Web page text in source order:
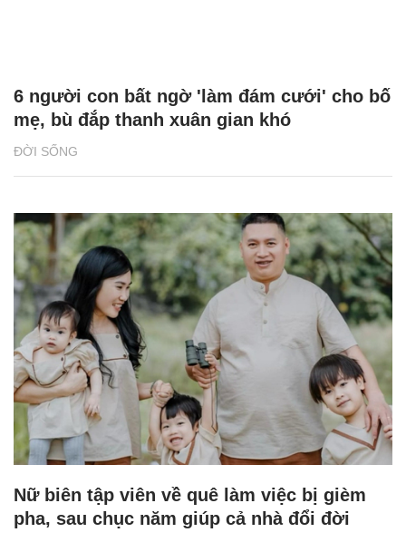
ĐỜI SỐNG
6 người con bất ngờ 'làm đám cưới' cho bố
mẹ, bù đắp thanh xuân gian khó
Nữ biên tập viên về quê làm việc bị gièm
pha, sau chục năm giúp cả nhà đổi đời